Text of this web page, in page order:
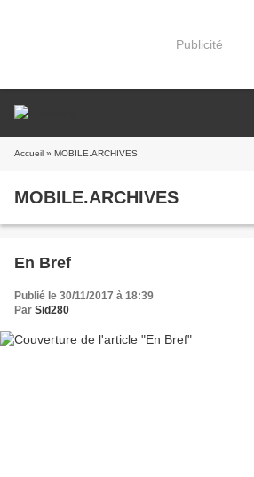
Publicité
Accueil » MOBILE.ARCHIVES
MOBILE.ARCHIVES
En Bref
Publié le 30/11/2017 à 18:39
Par Sid280